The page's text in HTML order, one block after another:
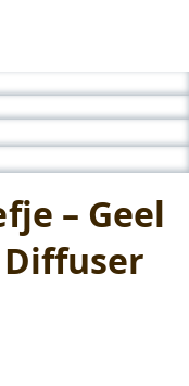
– Geel
Diffuser